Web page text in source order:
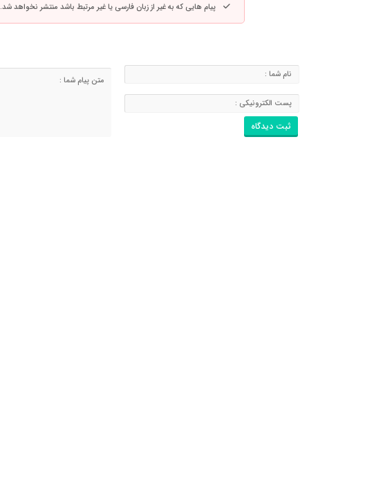
پیام هایی که به غیر از زبان فارسی یا غیر مرتبط باشد منتشر نخواهد شد.